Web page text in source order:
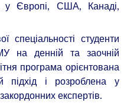
у Європі, США, Канаді,
спеціальності студенти
на денній та заочній
програма орієнтована
підхід і розроблена у
експертів.